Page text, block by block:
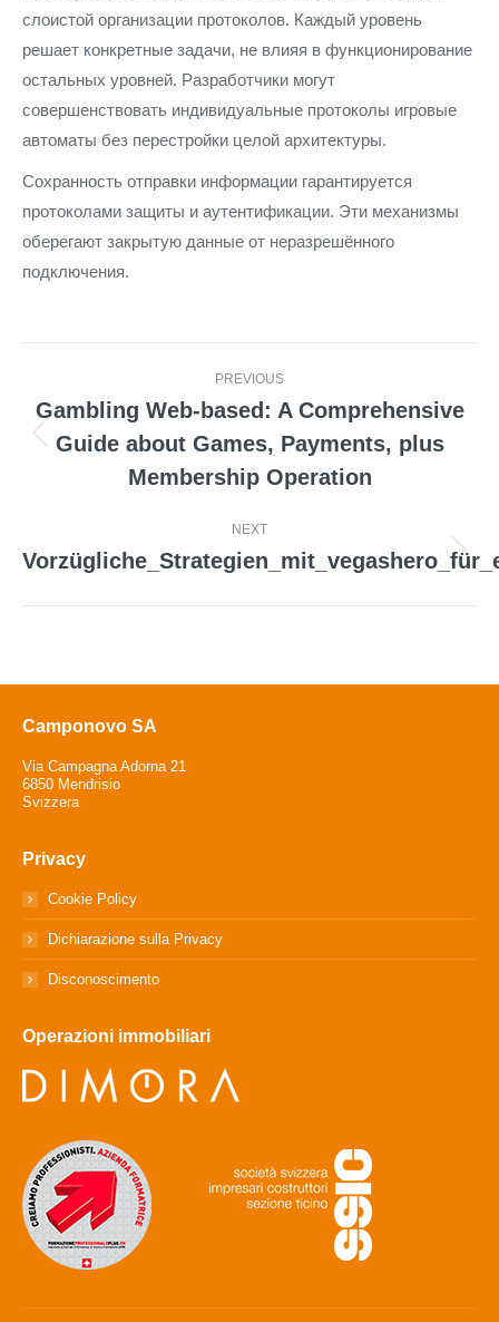
слоистой организации протоколов. Каждый уровень
решает конкретные задачи, не влияя в функционирование
остальных уровней. Разработчики могут
совершенствовать индивидуальные протоколы игровые
автоматы без перестройки целой архитектуры.
Сохранность отправки информации гарантируется
протоколами защиты и аутентификации. Эти механизмы
оберегают закрытую данные от неразрешённого
подключения.
navigation
PREVIOUS
Previous
post:
Gambling Web-based: A Comprehensive
Guide about Games, Payments, plus
Membership Operation
NEXT
Next
Camponovo SA
Via Campagna Adorna 21
6850 Mendrisio
Svizzera
Privacy
Cookie Policy
Dichiarazione sulla Privacy
Disconoscimento
Operazioni immobiliari